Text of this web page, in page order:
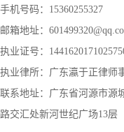
手机号码：15360255327
邮箱地址：
执业证号：
执业律所：广东瀛于正律师
联系地址：广东省河源市源
路交汇处新河世纪广场13层